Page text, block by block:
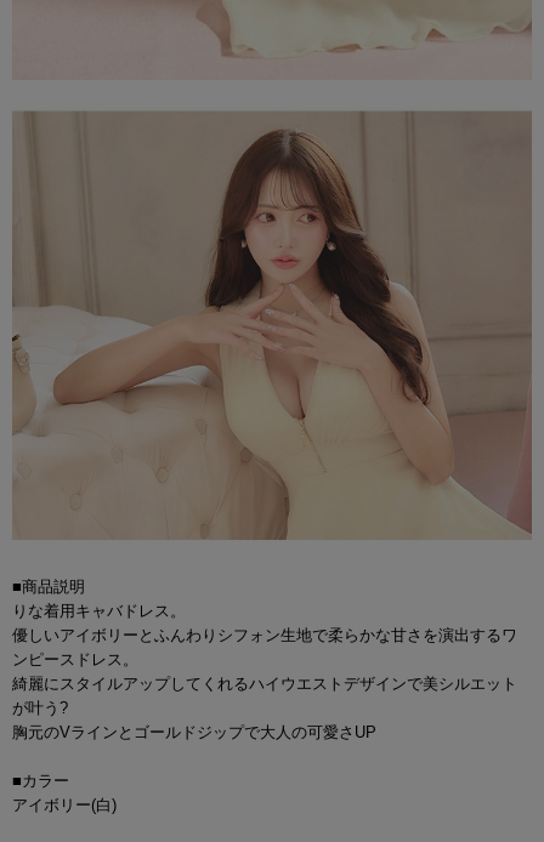
■商品説明
りな着用キャバドレス。
優しいアイボリーとふんわりシフォン生地で柔らかな甘さを演出するワ
ンピースドレス。
綺麗にスタイルアップしてくれるハイウエストデザインで美シルエット
が叶う?
胸元のVラインとゴールドジップで大人の可愛さUP
■カラー
アイボリー(白)